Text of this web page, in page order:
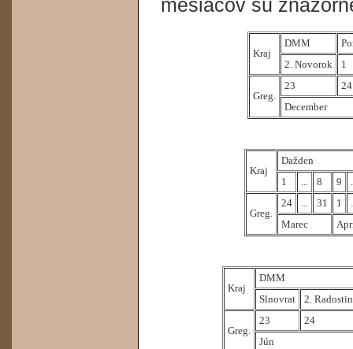
mesiacov sú
Kraj
DMM
2. Novorok
1
Greg.
23
24
December
Kraj
Dažden
1
... 8 9
Greg.
24 ... 31 1
Marec
Kraj
DMM
Slnovrat
2.
Greg.
23
24
Jún